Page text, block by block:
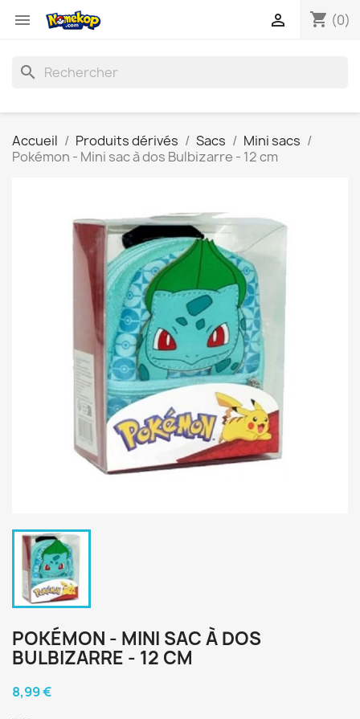
 shopping_cart (0)

search
Accueil Produits dérivés Sacs
Mini sacs
Pokémon - Mini sac à dos Bulbizarre - 12 cm
POKÉMON - MINI SAC À DOS
BULBIZARRE - 12 CM
8,99 €